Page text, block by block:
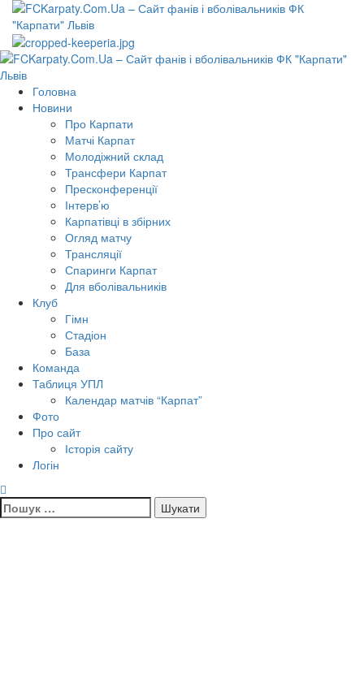
Перейти
вмісту
Primary
Menu
Головна
Новини
Про Карпати
Матчі Карпат
Молодіжний склад
Трансфери Карпат
Пресконференції
Інтерв’ю
Карпатівці в збірних
Огляд матчу
Трансляції
Спаринги Карпат
Для вболівальників
Клуб
Гімн
Стадіон
База
Команда
Таблиця УПЛ
Календар матчів “Карпат”
Фото
Про сайт
Історія сайту
Логін
Пошук: